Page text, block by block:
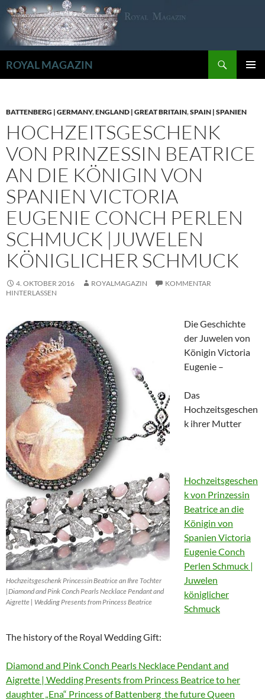
Zum
Inhalt
springen
ROYAL MAGAZIN
BATTENBERG | GERMANY,ENGLAND | GREAT BRITAIN,SPAIN | SPANIEN
HOCHZEITSGESCHENK
VON PRINZESSIN BEATRICE
AN DIE KÖNIGIN VON
SPANIEN VICTORIA
EUGENIE CONCH PERLEN
SCHMUCK |JUWELEN
KÖNIGLICHER SCHMUCK
4. OKTOBER 2016 ROYALMAGAZIN
KOMMENTAR
HINTERLASSEN
Hochzeitsgeschenk Princessin Beatrice an Ihre Tochter
|Diamond and Pink Conch Pearls Necklace Pendant and
Aigrette | Wedding Presents from Princess Beatrice
Die Geschichte
der Juwelen von
Königin Victoria
Eugenie –
Das
Hochzeitsgeschen
k ihrer Mutter
Hochzeitsgeschen
k von Prinzessin
Beatrice an die
Königin von
Spanien Victoria
Eugenie Conch
Perlen Schmuck |
Juwelen
königlicher
Schmuck
The history of the Royal Wedding Gift:
Diamond and Pink Conch Pearls Necklace Pendant and
Aigrette | Wedding Presents from Princess Beatrice to her
daughter „Ena“ Princess of Battenberg the future Queen